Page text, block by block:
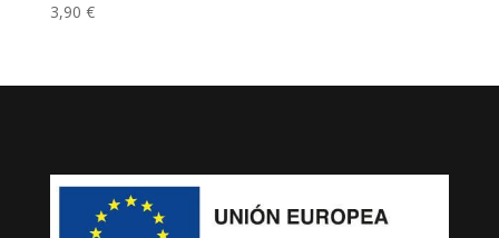
3,90 €